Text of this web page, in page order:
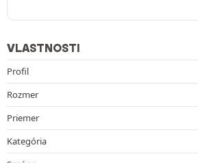
VLASTNOSTI
Profil
Rozmer
Priemer
Kategória